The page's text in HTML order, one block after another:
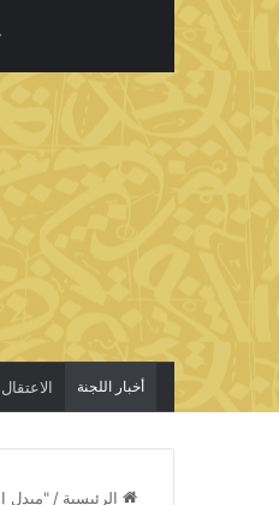
أخبار اللجنة
الرئيسية / "ميدل